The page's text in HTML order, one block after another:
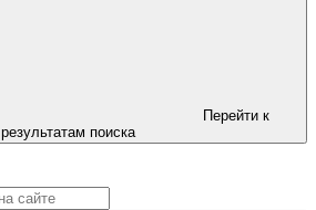
Перейти к
результатам поиска